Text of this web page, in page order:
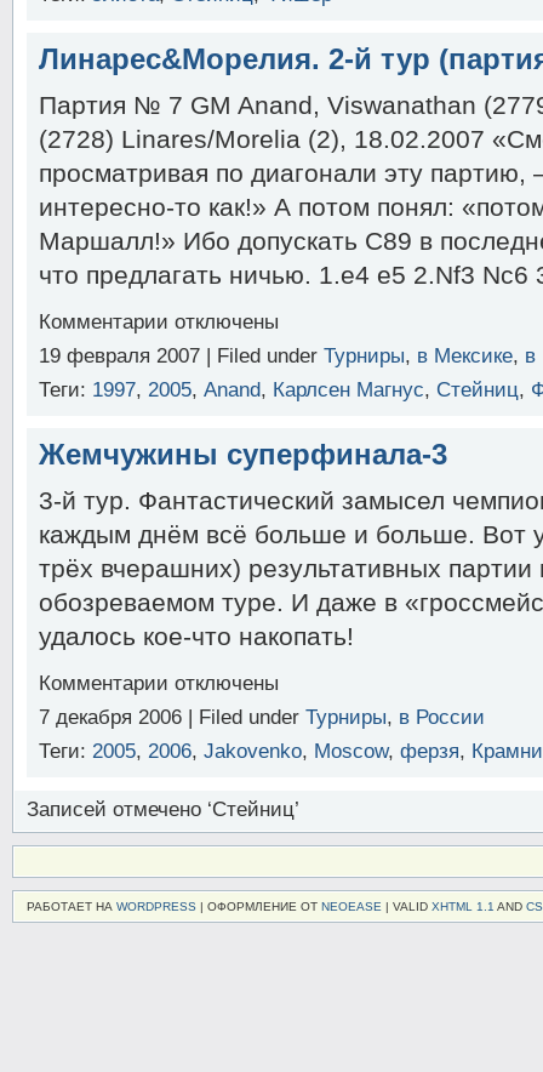
тур,
—
Линарес&Морелия. 2-й тур
Партия № 7 GM Anand, Viswanathan
(2728) Linares/Morelia (2), 18.02.2007
просматривая по диагонали эту
интересно-то как!» А потом понял:
Маршалл!» Ибо допускать C89 в
что предлагать ничью. 1.e4 e5 2.Nf3
Комментарии
Линарес&Морелия.
й
№
отключены
19 февраля 2007 | Filed under Турниры, в Мексике, в
Теги: 1997, 2005, Anand, Карлсен Магнус, Стейниц,
Жемчужины суперфинала-3
3-й тур. Фантастический замысел
каждым днём всё больше и больше. Вот
трёх вчерашних) результативных партии
обозреваемом туре. И даже в
удалось кое-что накопать!
Комментарии
Жемчужины
отключены
7 декабря 2006 | Filed under Турниры, в России
Теги: 2005, 2006, Jakovenko, Moscow, ферзя,
Записей отмечено ‘Стейниц’
РАБОТАЕТ НА WORDPRESS | ОФОРМЛЕНИЕ ОТ NEOEASE | VALID XHTML 1.1 AND